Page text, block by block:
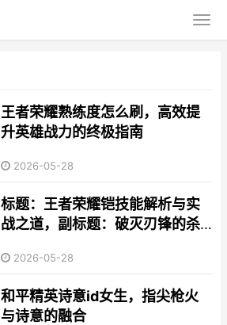
王者荣耀熟练度怎么刷，高效提
升英雄战力的终极指南
2026-05-28
标题：王者荣耀铠技能解析与实
战之道，副标题：破灭刃锋的杀
2026-05-28
和平精英诗意id女生，指尖枪火
与诗意的融合